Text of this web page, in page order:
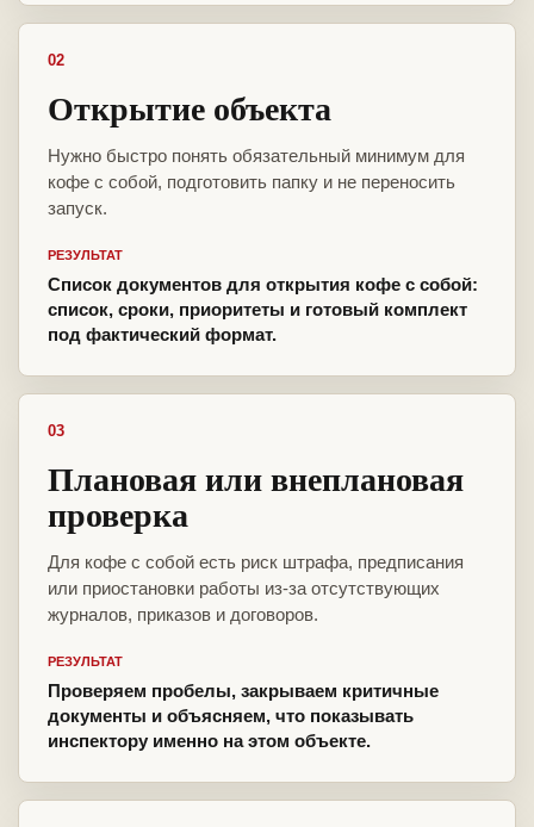
02
Открытие объекта
Нужно быстро понять обязательный минимум для
кофе с собой, подготовить папку и не переносить
запуск.
РЕЗУЛЬТАТ
Список документов для открытия кофе с собой:
список, сроки, приоритеты и готовый комплект
под фактический формат.
03
Плановая или внеплановая
проверка
Для кофе с собой есть риск штрафа, предписания
или приостановки работы из-за отсутствующих
журналов, приказов и договоров.
РЕЗУЛЬТАТ
Проверяем пробелы, закрываем критичные
документы и объясняем, что показывать
инспектору именно на этом объекте.